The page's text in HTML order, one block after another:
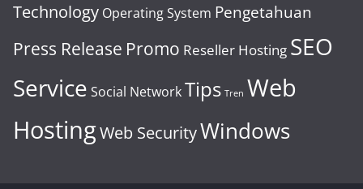
Technology Operating System Pengetahuan
Press Release Promo Reseller Hosting SEO
Service Social NetworkTips Tren Web
HostingWeb SecurityWindows